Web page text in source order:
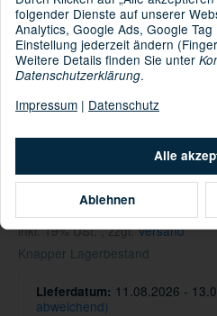
Kategorie:BUFF® Knitted
Polyester [recycelt] 15% Polyester
Informationen zur
Hersteller/EU Verantwortliche
34,95 €
inkl. 19% USt. , zzgl.Versand
Knapper Lagerbestand
Lieferdatum: 11.08.2026 -
abweichend)
Alle
Ablehnen
folgender Dienste auf unserer
Analytics, Google Ads, Google
Einstellung jederzeit ändern
Weitere Details finden Sie unter
Datenschutzerklärung.
Impressum | Datenschutz